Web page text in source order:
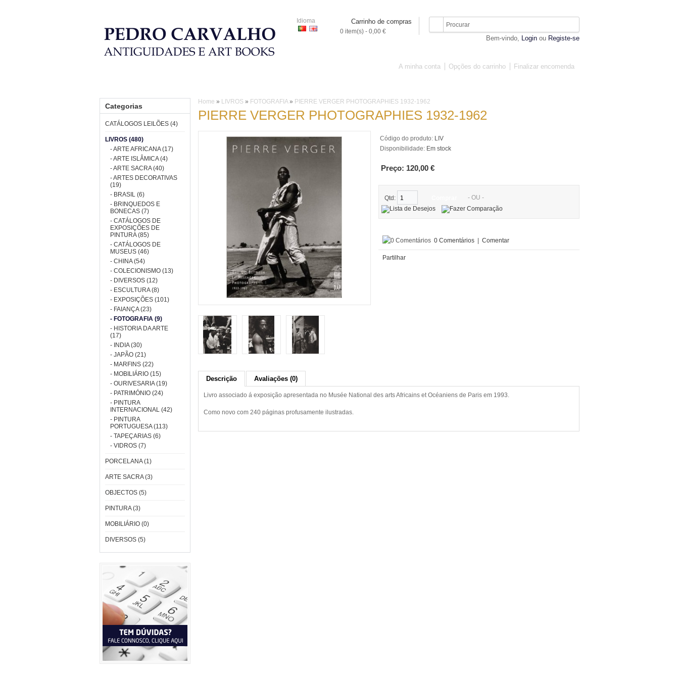
Idioma Carrinho de compras
0 item(s) - 0,00 €
Bem-vindo, Login ou Registe-se
A minha conta Opções do carrinho Finalizar encomenda
Categorias
CATÁLOGOS LEILÕES (4)
LIVROS (480)
- ARTE AFRICANA (17)
- ARTE ISLÂMICA (4)
- ARTE SACRA (40)
- ARTES DECORATIVAS
(19)
- BRASIL (6)
- BRINQUEDOS E
BONECAS (7)
- CATÁLOGOS DE
EXPOSIÇÕES DE
PINTURA (85)
- CATÁLOGOS DE
MUSEUS (46)
- CHINA (54)
- COLECIONISMO (13)
- DIVERSOS (12)
- ESCULTURA (8)
- EXPOSIÇÕES (101)
- FAIANÇA (23)
- FOTOGRAFIA (9)
- HISTORIA DA ARTE
(17)
- INDIA (30)
- JAPÃO (21)
- MARFINS (22)
- MOBILIÁRIO (15)
- OURIVESARIA (19)
- PATRIMÓNIO (24)
- PINTURA
INTERNACIONAL (42)
- PINTURA
PORTUGUESA (113)
- TAPEÇARIAS (6)
- VIDROS (7)
PORCELANA (1)
ARTE SACRA (3)
OBJECTOS (5)
PINTURA (3)
MOBILIÁRIO (0)
DIVERSOS (5)
Home » LIVROS » FOTOGRAFIA» PIERRE VERGER PHOTOGRAPHIES 1932-1962
PIERRE VERGER PHOTOGRAPHIES 1932-1962
Código do produto: LIV
Disponibilidade: Em stock
Preço: 120,00 €
Qtd: - OU -
0 Comentários Comentar
Partilhar
Descrição Avaliações (0)
Livro associado á exposição apresentada no Musée National des arts Africains et Océaniens de Paris em 1993.
Como novo com 240 páginas profusamente ilustradas.